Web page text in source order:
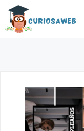
Saltar
contenido